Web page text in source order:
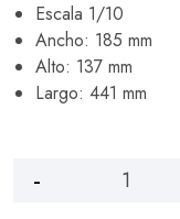
Escala 1/10
Ancho: 185 mm
Alto: 137 mm
Largo: 441 mm
Subaru